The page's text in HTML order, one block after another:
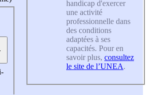
handicap d'exercer
une activité
professionnelle dans
des conditions
adaptées à ses
capacités. Pour en
savoir plus, consultez
le site de l’UNEA.